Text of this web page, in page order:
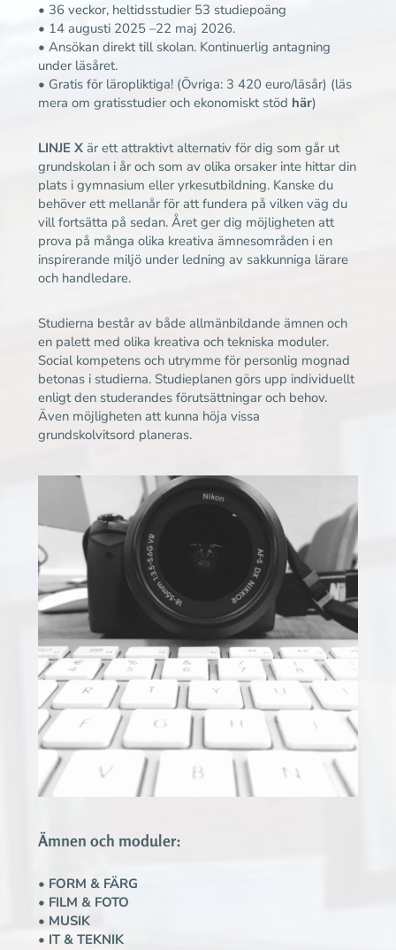
• 36 veckor, heltidsstudier 53 studiepoäng
• 14 augusti 2025 –22 maj 2026.
• Ansökan direkt till skolan. Kontinuerlig antagning
under läsåret.
• Gratis för läropliktiga! (Övriga: 3 420 euro/läsår) (läs
mera om gratisstudier och ekonomiskt stöd här)
LINJE Xär ett attraktivt alternativ för dig som går ut
grundskolan i år och som av olika orsaker inte hittar din
plats i gymnasium eller yrkesutbildning. Kanske du
behöver ett mellanår för att fundera på vilken väg du
vill fortsätta på sedan. Året ger dig möjligheten att
prova på många olika kreativa ämnesområden i en
inspirerande miljö under ledning av sakkunniga lärare
och handledare.
Studierna består av både allmänbildande ämnen och
en palett med olika kreativa och tekniska moduler.
Social kompetens och utrymme för personlig mognad
betonas i studierna. Studieplanen görs upp individuellt
enligt den studerandes förutsättningar och behov.
Även möjligheten att kunna höja vissa
grundskolvitsord planeras.
Ämnen och moduler:
• FORM & FÄRG
• FILM & FOTO
• MUSIK
• IT & TEKNIK